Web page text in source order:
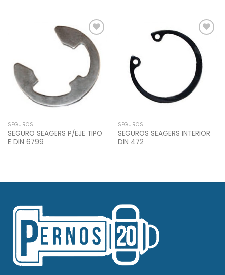
Add to
Wishlist
SEGUROS
SEGURO SEAGERS P/EJE TIPO
E DIN 6799
Add to
Wishlist
SEGUROS
SEGUROS SEAGERS INTERIOR
DIN 472